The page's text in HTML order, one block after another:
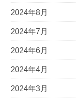
2024年8月
2024年7月
2024年6月
2024年4月
2024年3月